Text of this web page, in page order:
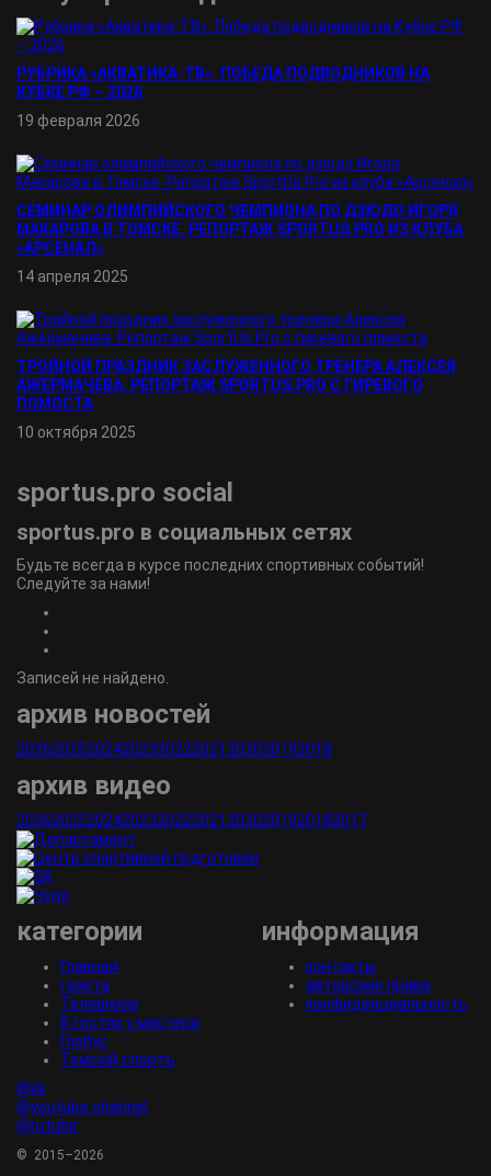
РУБРИКА «АКВАТИКА-TВ». ПОБЕДА ПОДВОДНИКОВ НА
КУБКЕ РФ – 2026
19 февраля 2026
СЕМИНАР ОЛИМПИЙСКОГО ЧЕМПИОНА ПО ДЗЮДО ИГОРЯ
МАКАРОВА В ТОМСКЕ. РЕПОРТАЖ SPORTUS.PRO ИЗ КЛУБА
«АРСЕНАЛ»
14 апреля 2025
ТРОЙНОЙ ПРАЗДНИК ЗАСЛУЖЕННОГО ТРЕНЕРА АЛЕКСЕЯ
АЖЕРМАЧЕВА. РЕПОРТАЖ SPORTUS.PRO С ГИРЕВОГО
ПОМОСТА
10 октября 2025
sportus.pro social
sportus.pro в социальных сетях
Будьте всегда в курсе последних спортивных событий!
Следуйте за нами!
Записей не найдено.
архив новостей
202620252024202320222021 202020192018
архив видео
202620252024202320222021 2020201920182017
категории
Главная
газета
Телевизор
В гостях у мастера
Глобус
Томскiй спортъ
информация
контакты
авторские права
конфиденциальность
@vk
@youtube channel
@rutube
© 2015–2026